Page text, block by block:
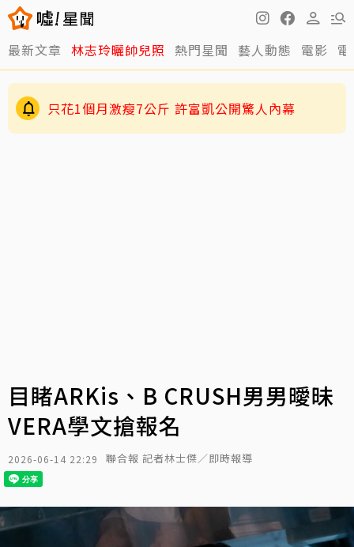
最新文章 林志玲曬帥兒照 熱門星聞 藝人動態 電影
只花1個月激瘦7公斤 許富凱公開驚人內幕
目睹ARKis、B CRUSH男男曖昧
VERA學文搶報名
2026-06-14 22:29 聯合報 記者林士傑／即時報導